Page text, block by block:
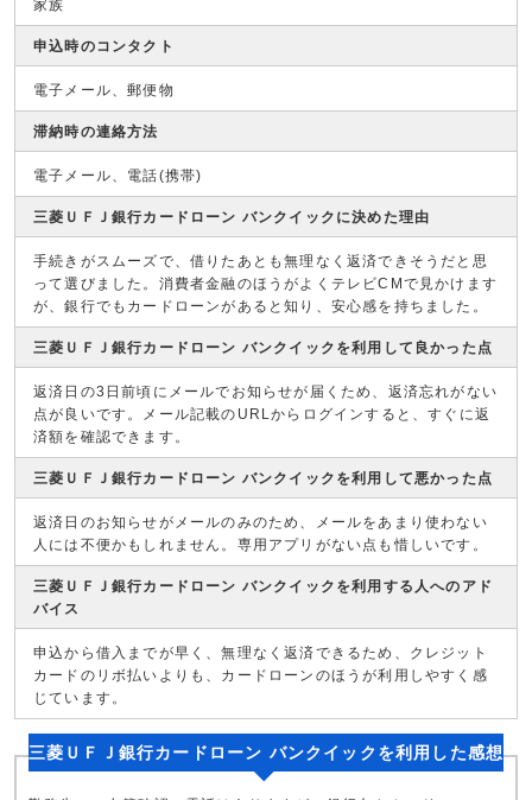
家族
申込時のコンタクト
電子メール、郵便物
滞納時の連絡方法
電子メール、電話(携帯)
三菱ＵＦＪ銀行カードローン バンクイックに決めた理由
手続きがスムーズで、借りたあとも無理なく返済できそうだと思
って選びました。消費者金融のほうがよくテレビCMで見かけます
が、銀行でもカードローンがあると知り、安心感を持ちました。
三菱ＵＦＪ銀行カードローン バンクイックを利用して良かった点
返済日の3日前頃にメールでお知らせが届くため、返済忘れがない
点が良いです。メール記載のURLからログインすると、すぐに返
済額を確認できます。
三菱ＵＦＪ銀行カードローン バンクイックを利用して悪かった点
返済日のお知らせがメールのみのため、メールをあまり使わない
人には不便かもしれません。専用アプリがない点も惜しいです。
三菱ＵＦＪ銀行カードローン バンクイックを利用する人へのアド
バイス
申込から借入までが早く、無理なく返済できるため、クレジット
カードのリボ払いよりも、カードローンのほうが利用しやすく感
じています。
三菱ＵＦＪ銀行カードローン バンクイックを利用した感想